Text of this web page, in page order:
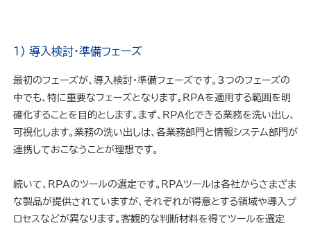
1) 導入検討・準備フェーズ
最初のフェーズが、導入検討・準備フェーズです。3つのフェーズの
中でも、特に重要なフェーズとなります。RPAを適用する範囲を明
確化することを目的とします。まず、RPA化できる業務を洗い出し、
可視化します。業務の洗い出しは、各業務部門と情報システム部門が
連携しておこなうことが理想です。
続いて、RPAのツールの選定です。RPAツールは各社からさまざま
な製品が提供されていますが、それぞれが得意とする領域や導入プ
ロセスなどが異なります。客観的な判断材料を得てツールを選定